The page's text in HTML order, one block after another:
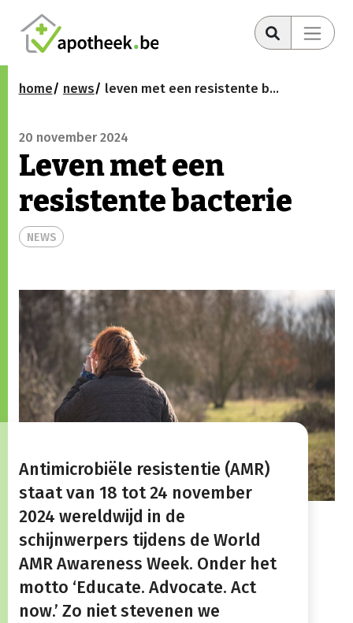
home news leven met een resistente bacterie
20 november 2024
Leven met een
resistente bacterie
NEWS
Antimicrobiële resistentie (AMR)
staat van 18 tot 24 november
2024 wereldwijd in de
schijnwerpers tijdens de World
AMR Awareness Week. Onder het
motto ‘Educate. Advocate. Act
now.’ Zo niet stevenen we